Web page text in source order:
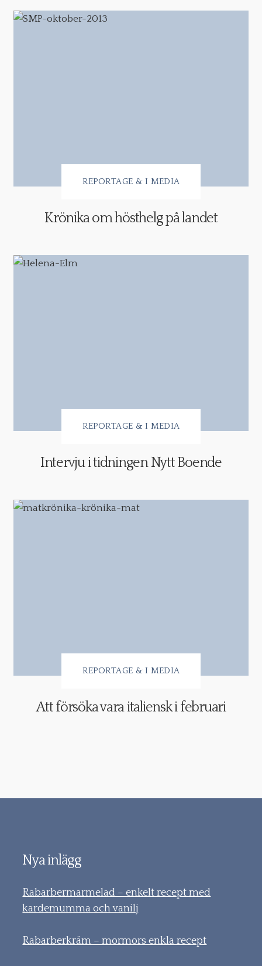
REPORTAGE & I MEDIA
Krönika om hösthelg på landet
REPORTAGE & I MEDIA
Intervju i tidningen Nytt Boende
REPORTAGE & I MEDIA
Att försöka vara italiensk i februari
Nya inlägg
Rabarbermarmelad – enkelt recept med
kardemumma och vanilj
Rabarberkräm – mormors enkla recept